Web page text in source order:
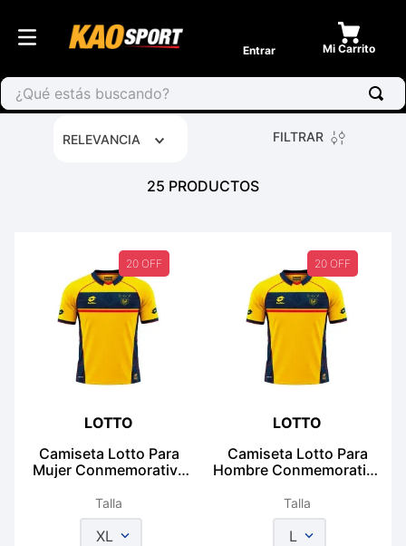
Entrar
¿Qué estás buscando?
RELEVANCIA FILTRAR
25 PRODUCTOS
20 OFF
LOTTO
Camiseta Lotto Para
Mujer Conmemorativa
Talla
XL
20 OFF
LOTTO
Camiseta Lotto Para
Hombre Conmemorativa
Talla
L